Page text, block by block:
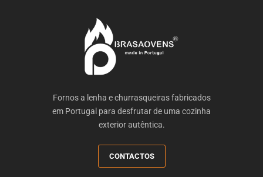
Fornos a lenha e churrasqueiras fabricados
em Portugal para desfrutar de uma cozinha
exterior autêntica.
CONTACTOS